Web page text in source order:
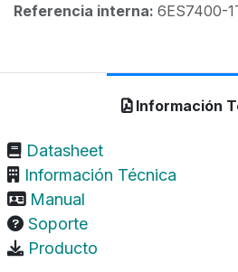
Referencia interna: 6ES7400-
Información
Datasheet
Información Técnica
Manual
Soporte
Producto